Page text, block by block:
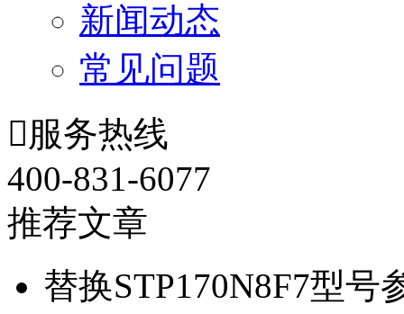
新闻动态
常见问题
服务热线
400-831-6077
推荐文章
替换STP170N8F7型